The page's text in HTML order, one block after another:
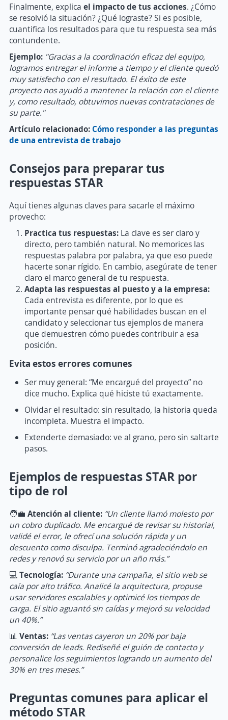
Finalmente, explica el impacto de tus acciones. ¿Cómo
se resolvió la situación? ¿Qué lograste? Si es posible,
cuantifica los resultados para que tu respuesta sea más
contundente.
Ejemplo: "Gracias a la coordinación eficaz del equipo,
logramos entregar el informe a tiempo y el cliente quedó
muy satisfecho con el resultado. El éxito de este
proyecto nos ayudó a mantener la relación con el cliente
y, como resultado, obtuvimos nuevas contrataciones de
su parte."
Artículo relacionado: Cómo responder a las preguntas
de una entrevista de trabajo
Consejos para preparar tus
respuestas STAR
Aquí tienes algunas claves para sacarle el máximo
provecho:
Practica tus respuestas: La clave es ser claro y
directo, pero también natural. No memorices las
respuestas palabra por palabra, ya que eso puede
hacerte sonar rígido. En cambio, asegúrate de tener
claro el marco general de tu respuesta.
Adapta las respuestas al puesto y a la empresa:
Cada entrevista es diferente, por lo que es
importante pensar qué habilidades buscan en el
candidato y seleccionar tus ejemplos de manera
que demuestren cómo puedes contribuir a esa
posición.
Evita estos errores comunes
Ser muy general: “Me encargué del proyecto” no
dice mucho. Explica qué hiciste tú exactamente.
Olvidar el resultado: sin resultado, la historia queda
incompleta. Muestra el impacto.
Extenderte demasiado: ve al grano, pero sin saltarte
pasos.
Ejemplos de respuestas STAR por
tipo de rol
🧑‍💼 Atención al cliente: “Un cliente llamó molesto por
un cobro duplicado. Me encargué de revisar su historial,
validé el error, le ofrecí una solución rápida y un
descuento como disculpa. Terminó agradeciéndolo en
redes y renovó su servicio por un año más.”
💻Tecnología: “Durante una campaña, el sitio web se
caía por alto tráfico. Analicé la arquitectura, propuse
usar servidores escalables y optimicé los tiempos de
carga. El sitio aguantó sin caídas y mejoró su velocidad
un 40%.”
📊 Ventas: “Las ventas cayeron un 20% por baja
conversión de leads. Rediseñé el guión de contacto y
personalice los seguimientos logrando un aumento del
30% en tres meses.”
Preguntas comunes para aplicar el
método STAR